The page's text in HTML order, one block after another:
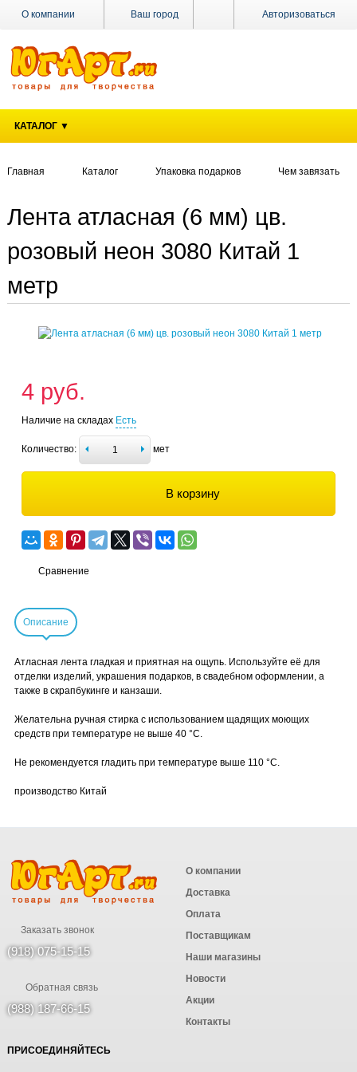
Ваш город Авторизоваться
О компании
Оплата
Наши
магазины
Новости
КАТАЛОГ ▼
Главная Каталог Упаковка подарков Чем завязать
Лента атласная (6 мм) цв.
розовый неон 3080 Китай 1
метр
4 руб.
Наличие на складах Есть
Количество: мет
В корзину
Сравнение
Описание
Атласная лента гладкая и приятная на ощупь. Используйте её для
отделки изделий, украшения подарков, в свадебном оформлении, а
также в скрапбукинге и канзаши.
Желательна ручная стирка с использованием щадящих моющих
средств при температуре не выше 40 °C.
Не рекомендуется гладить при температуре выше 110 °C.
производство Китай
Заказать звонок
(918) 075-15-15
Обратная связь
(988) 187-66-15
О компании
Доставка
Оплата
Поставщикам
Наши магазины
Новости
Акции
Контакты
ПРИСОЕДИНЯЙТЕСЬ